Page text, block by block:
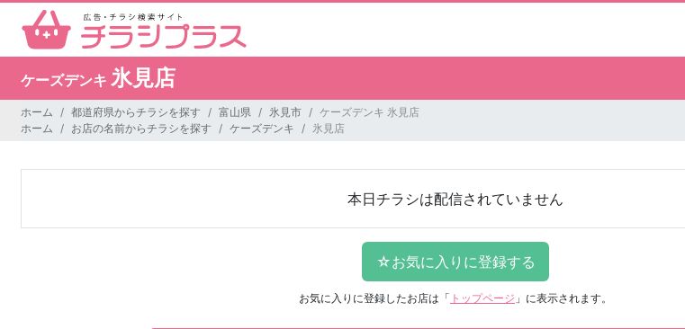
ケーズデンキ 氷見店
ホーム 都道府県からチラシを探す 富山県 氷見市
ケーズデンキ 氷見店
ホーム
お店の名前からチラシを探す ケーズデンキ 氷見店
本日チラシは配信されていません
お気に入りに登録したお店は 「 トップページ 」に表示されます。